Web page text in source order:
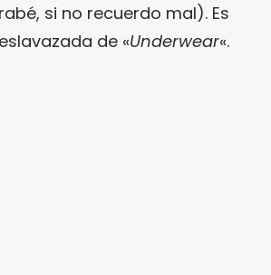
si no recuerdo mal). Es
de «Underwear«.